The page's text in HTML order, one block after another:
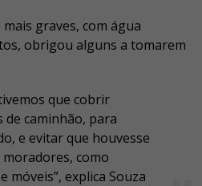
graves, com água
obrigou alguns a tomarem
que cobrir
de caminhão, para
e evitar que houvesse
como
móveis”, explica Souza